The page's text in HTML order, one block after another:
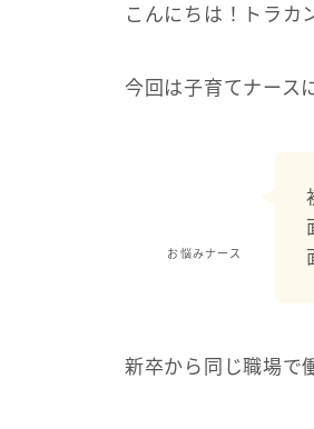
こんにちは！トラカ
今回は子育てナース
お悩みナース
新卒から同じ職場で